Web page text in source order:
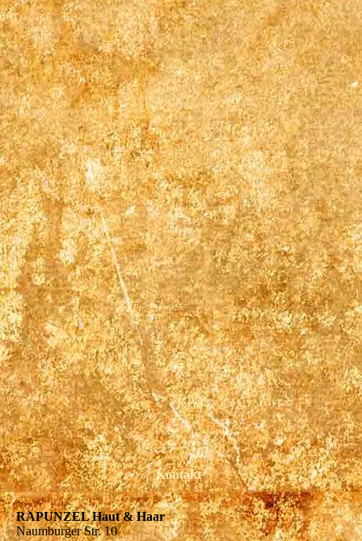
_6NX4342-Bearbeitet
Kontakt
RAPUNZEL Haut & Haar
Naumburger Str. 10